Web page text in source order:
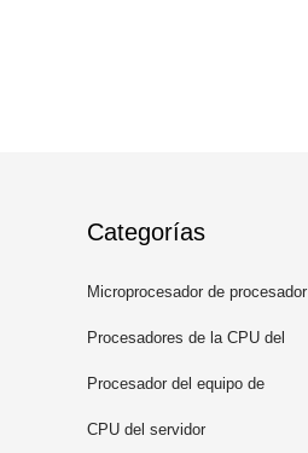
Categorías
Microprocesador de procesador
de la CPU
Procesadores de la CPU del
ordenador portátil
Procesador del equipo de
escritorio
CPU del servidor